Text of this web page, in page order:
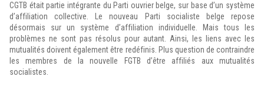
CGTB était partie intégrante du Parti ouvrier belge, sur base d’un système
d’affiliation collective. Le nouveau Parti socialiste belge repose
désormais sur un système d’affiliation individuelle. Mais tous les
problèmes ne sont pas résolus pour autant. Ainsi, les liens avec les
mutualités doivent également être redéfinis. Plus question de contraindre
les membres de la nouvelle FGTB d’être affiliés aux mutualités
socialistes.